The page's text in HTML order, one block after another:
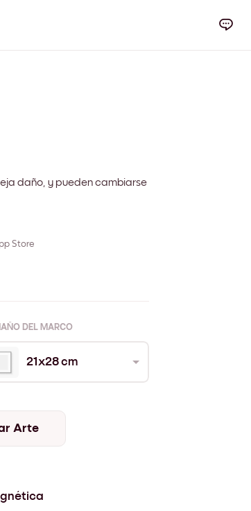
daño, y pueden cambiarse
Store
DEL MARCO
21x28 cm
Arte